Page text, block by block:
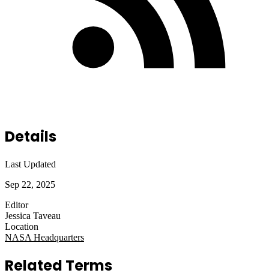
Details
Last Updated
Sep 22, 2025
Editor
Jessica Taveau
Location
NASA Headquarters
Related Terms